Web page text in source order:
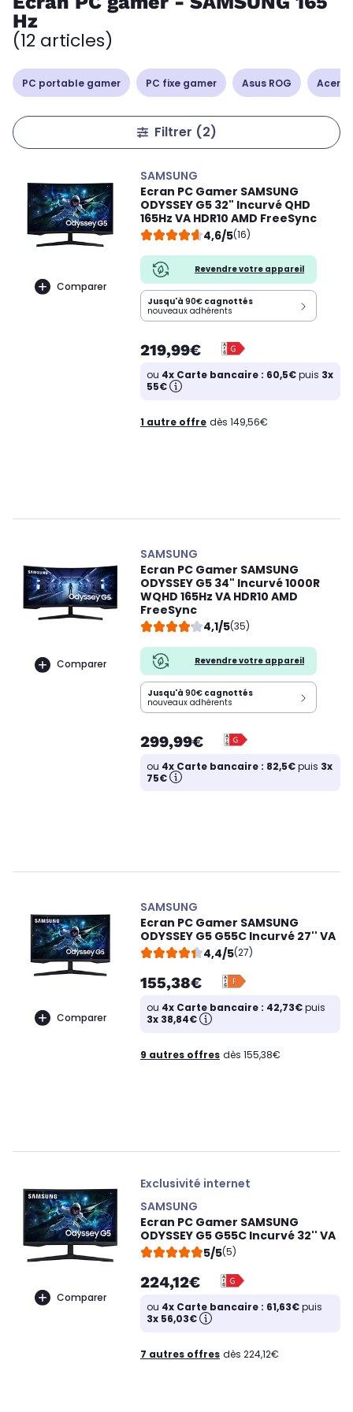
Hz
(12 articles)
PC portable gamer PC fixe gamer Asus ROG Acer
Filtrer (2)
Comparer
SAMSUNG
Ecran PC Gamer SAMSUNG
ODYSSEY G5 32" Incurvé QHD
165Hz VA HDR10 AMD FreeSync
4,6/5(16)
Revendre votre appareil
Jusqu'à 90€ cagnottés
nouveaux adhérents
219,99€
ou 4x Carte bancaire : 60,5€puis 3x
55€
1 autre offre dès 149,56€
Comparer
SAMSUNG
Ecran PC Gamer SAMSUNG
ODYSSEY G5 34" Incurvé 1000R
WQHD 165Hz VA HDR10 AMD
FreeSync
4,1/5(35)
Revendre votre appareil
Jusqu'à 90€ cagnottés
nouveaux adhérents
299,99€
ou 4x Carte bancaire : 82,5€puis 3x
75€
Comparer
SAMSUNG
Ecran PC Gamer SAMSUNG
ODYSSEY G5 G55C Incurvé 27'' VA
4,4/5(27)
155,38€
ou 4x Carte bancaire : 42,73€puis
3x 38,84€
9 autres offres dès 155,38€
Comparer
Exclusivité internet
SAMSUNG
Ecran PC Gamer SAMSUNG
ODYSSEY G5 G55C Incurvé 32'' VA
5/5(5)
224,12€
ou 4x Carte bancaire : 61,63€puis
3x 56,03€
7 autres offres dès 224,12€